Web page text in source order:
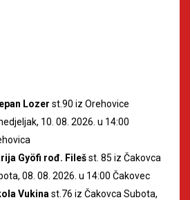
Lozer st.90 iz Orehovice
10. 08. 2026. u 14:00
Gyöfi rođ. Filešst. 85 iz Čakovca
08. 08. 2026. u 14:00 Čakovec
Vukina st.76 iz Čakovca Subota,